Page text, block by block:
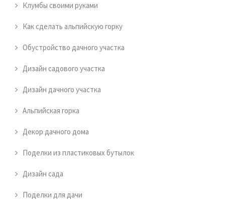
Клумбы своими руками
Как сделать альпийскую горку
Обустройство дачного участка
Дизайн садового участка
Дизайн дачного участка
Альпийская горка
Декор дачного дома
Поделки из пластиковых бутылок
Дизайн сада
Поделки для дачи